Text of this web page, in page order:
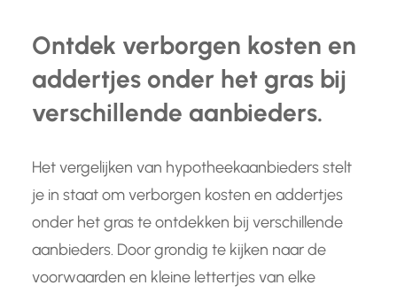
Ontdek verborgen kosten en
addertjes onder het gras bij
verschillende aanbieders.
Het vergelijken van hypotheekaanbieders stelt
je in staat om verborgen kosten en addertjes
onder het gras te ontdekken bij verschillende
aanbieders. Door grondig te kijken naar de
voorwaarden en kleine lettertjes van elke